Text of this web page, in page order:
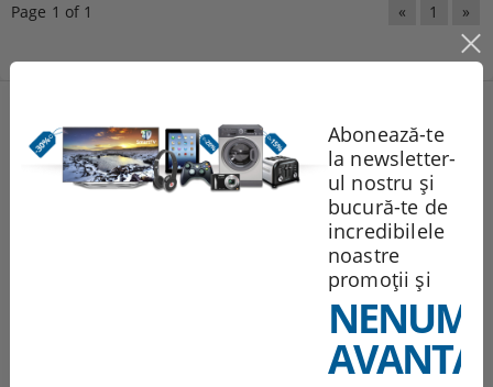
Page 1 of 1 « 1 »
251.95Lei
Abonează-te
la newsletter-
ul nostru și
bucură-te de
incredibilele
noastre
promoții și